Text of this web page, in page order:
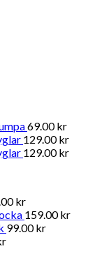
69.00kr
129.00kr
129.00kr
kr
159.00kr
99.00kr